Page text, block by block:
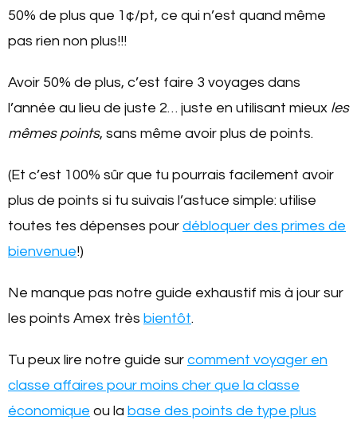
50% de plus que 1¢/pt, ce qui n’est quand même
pas rien non plus!!!
Avoir 50% de plus, c’est faire 3 voyages dans
l’année au lieu de juste 2… juste en utilisant mieux les
mêmes points, sans même avoir plus de points.
(Et c’est 100% sûr que tu pourrais facilement avoir
plus de points si tu suivais l’astuce simple: utilise
toutes tes dépenses pour débloquer des primes de
bienvenue!)
Ne manque pas notre guide exhaustif mis à jour sur
les points Amex très bientôt.
Tu peux lire notre guide sur comment voyager en
classe affaires pour moins cher que la classe
économique ou la base des points de type plus